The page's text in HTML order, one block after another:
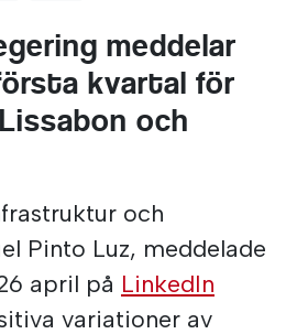
meddelar
kvartal för
och
och
Pinto Luz, meddelade
april på LinkedIn
variationer av